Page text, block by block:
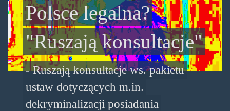
Polsce legalna?
"Ruszają konsultacje"
- Ruszają konsultacje ws. pakietu
ustaw dotyczących m.in.
dekryminalizacji posiadania